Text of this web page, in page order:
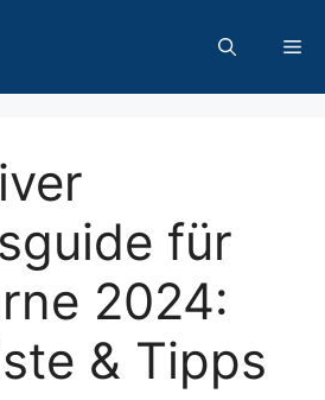
für
2024:
& Tipps